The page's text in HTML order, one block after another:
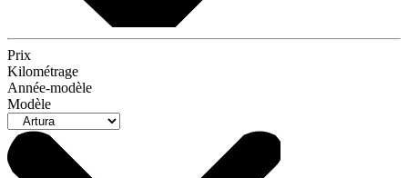
Prix
Kilométrage
Année-modèle
Modèle